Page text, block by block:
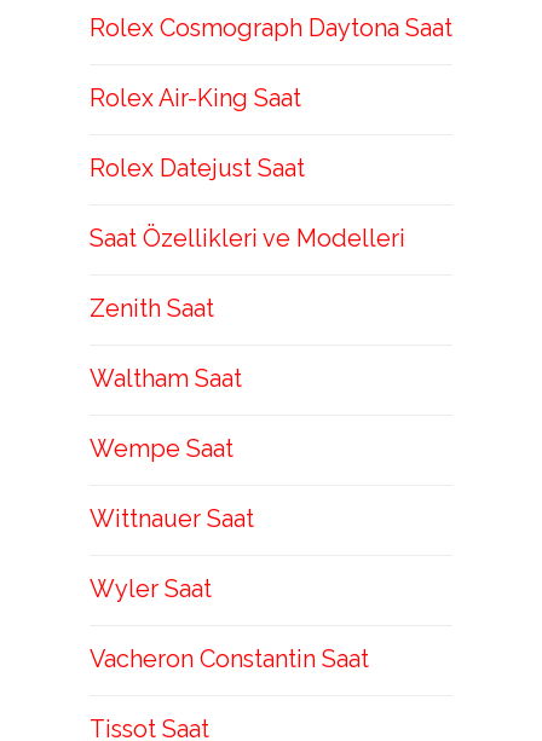
Rolex Cosmograph Daytona Saat
Rolex Air-King Saat
Rolex Datejust Saat
Saat Özellikleri ve Modelleri
Zenith Saat
Waltham Saat
Wempe Saat
Wittnauer Saat
Wyler Saat
Vacheron Constantin Saat
Tissot Saat